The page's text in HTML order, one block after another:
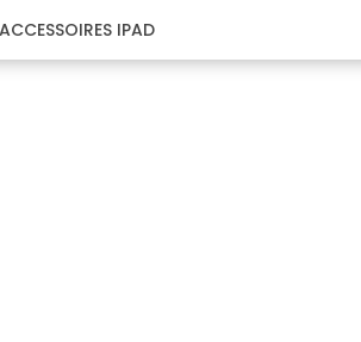
ACCESSOIRES IPAD